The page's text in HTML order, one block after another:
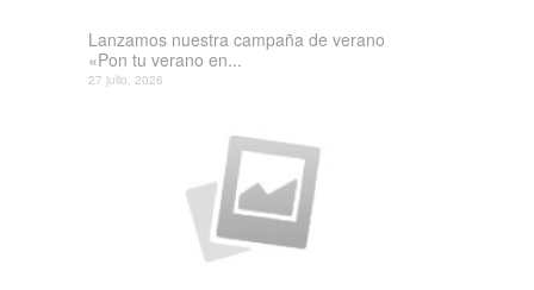
Lanzamos nuestra campaña de verano
«Pon tu verano en...
27 julio, 2026